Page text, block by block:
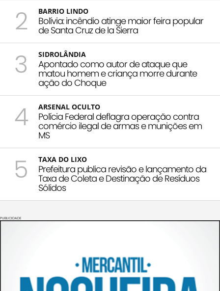
2 BARRIO LINDO
Bolívia: incêndio atinge maior feira popular
de Santa Cruz de la Sierra
3 SIDROLÂNDIA
Apontado como autor de ataque que
matou homem e criança morre durante
ação do Choque
4 ARSENAL OCULTO
Polícia Federal deflagra operação contra
comércio ilegal de armas e munições em
MS
5 TAXA DO LIXO
Prefeitura publica revisão e lançamento da
Taxa de Coleta e Destinação de Resíduos
Sólidos
PUBLICIDADE